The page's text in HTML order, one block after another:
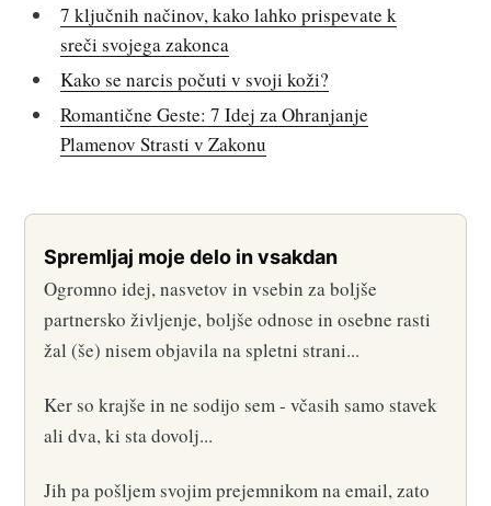
7 ključnih načinov, kako lahko prispevate k
sreči svojega zakonca
Kako se narcis počuti v svoji koži?
Romantične Geste: 7 Idej za Ohranjanje
Plamenov Strasti v Zakonu
Spremljaj moje delo in vsakdan
Ogromno idej, nasvetov in vsebin za boljše
partnersko življenje, boljše odnose in osebne rasti
žal (še) nisem objavila na spletni strani...
Ker so krajše in ne sodijo sem - včasih samo stavek
ali dva, ki sta dovolj...
Jih pa pošljem svojim prejemnikom na email, zato